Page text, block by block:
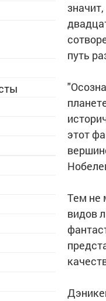
путь
этот
Тем не
видов